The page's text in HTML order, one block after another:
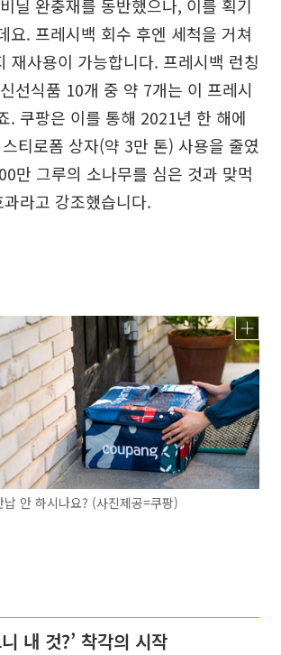
닐 완충재를 동반했으나, 이를 획기
요. 프레시백 회수 후엔 세척을 거쳐
재사용이 가능합니다. 프레시백 런칭
선식품 10개 중 약 7개는 이 프레시
. 쿠팡은 이를 통해 2021년 한 해에
티로폼 상자(약 3만 톤) 사용을 줄였
만 그루의 소나무를 심은 것과 맞먹
라고 강조했습니다.
안 하시나요? (사진제공=쿠팡)
내 것?’ 착각의 시작